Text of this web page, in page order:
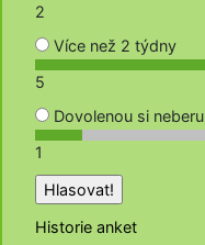
2
Více než 2 týdny
5
Dovolenou si neberu
1
Historie anket